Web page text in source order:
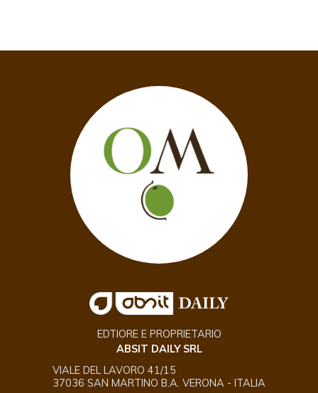
EDTIORE E PROPRIETARIO
ABSIT DAILY SRL
VIALE DEL LAVORO 41/15
37036 SAN MARTINO B.A. VERONA - ITALIA